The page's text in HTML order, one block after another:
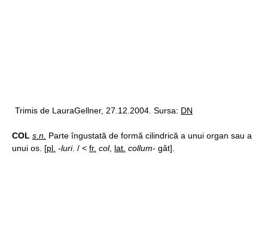
Trimis de LauraGellner, 27.12.2004. Sursa: DN
COL s.n. Parte îngustată de formă cilindrică a unui organ sau a
unui os. [pl. -luri. / < fr. col, lat. collum- gât].